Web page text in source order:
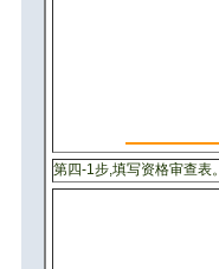
第四-1步,填写资格审查表。